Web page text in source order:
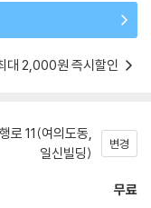
대 2,000원 즉시할인
로 11(여의도동,
일신빌딩)
변경
무료